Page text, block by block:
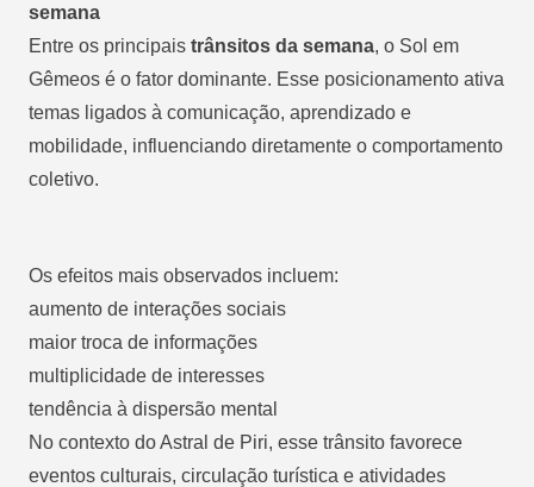
semana
Entre os principais trânsitos da semana, o Sol em
Gêmeos é o fator dominante. Esse posicionamento ativa
temas ligados à comunicação, aprendizado e
mobilidade, influenciando diretamente o comportamento
coletivo.
Os efeitos mais observados incluem:
aumento de interações sociais
maior troca de informações
multiplicidade de interesses
tendência à dispersão mental
No contexto do Astral de Piri, esse trânsito favorece
eventos culturais, circulação turística e atividades